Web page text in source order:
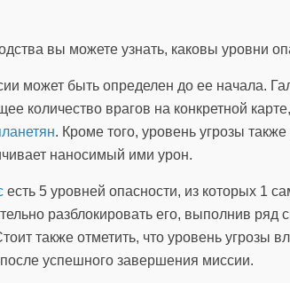
вы можете узнать, каковы уровни
может быть определен до ее начала.
количество врагов на конкретной
. Кроме того, уровень угрозы
наносимый ими урон.
есть 5 уровней опасности, из которых 1
разблокировать его, выполнив ряд
также отметить, что уровень угрозы
успешного завершения миссии.